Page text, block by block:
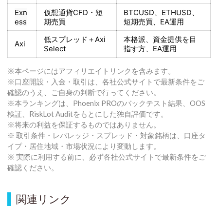
Exn
ess
仮想通貨CFD・短
期売買
BTCUSD、ETHUSD、
短期売買、EA運用
Axi 低スプレッド＋Axi
Select
本格派、資金提供を目
指す方、EA運用
※本ページにはアフィリエイトリンクを含みます。
※口座開設・入金・取引は、各社公式サイトで最新条件をご
確認のうえ、ご自身の判断で行ってください。
※本ランキングは、Phoenix PROのバックテスト結果、OOS
検証、RiskLot Auditをもとにした独自評価です。
※将来の利益を保証するものではありません。
※ 取引条件・レバレッジ・スプレッド・対象銘柄は、口座タ
イプ・居住地域・市場状況により変動します。
※ 実際に利用する前に、必ず各社公式サイトで最新条件をご
確認ください。
関連リンク